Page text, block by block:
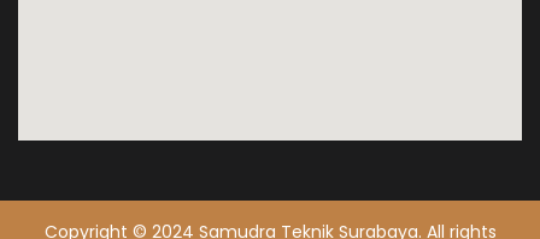
Copyright © 2024 Samudra Teknik Surabaya. All rights